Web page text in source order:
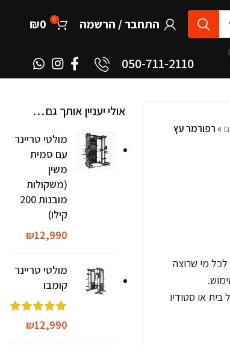
התחבר / הרשמה 0
₪0
050-711-2110
» רפורמר עץ
מי שרוצה
או סטודיו
אולי יעניין אותך גם…
מולטי טריינר
עם סמית
משין
(משקולות
מובנות 200
קילו)
₪12,990
מולטי טריינר
קומבו
₪12,990